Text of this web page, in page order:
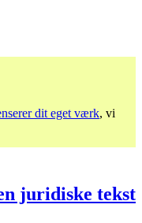
dit eget værk, vi
juridiske tekst